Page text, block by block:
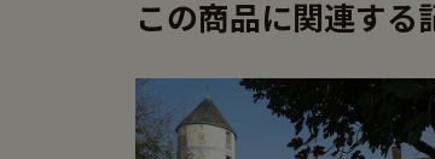
この商品に関連する